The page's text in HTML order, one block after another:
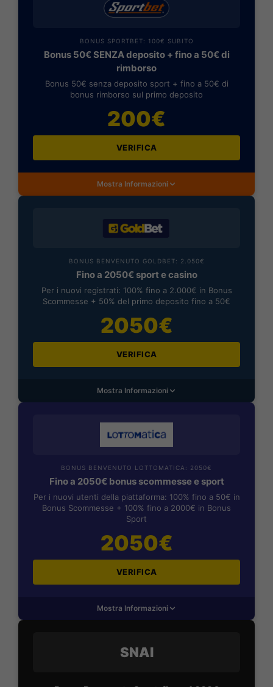
BONUS SPORTBET: 100€ SUBITO
Bonus 50€ SENZA deposito + fino a 50€ di
rimborso
Bonus 50€ senza deposito sport + fino a 50€ di
bonus rimborso sul primo deposito
200€
VERIFICA
Mostra Informazioni
BONUS BENVENUTO GOLDBET: 2.050€
Fino a 2050€ sport e casino
Per i nuovi registrati: 100% fino a 2.000€ in Bonus
Scommesse + 50% del primo deposito fino a 50€
2050€
VERIFICA
Mostra Informazioni
BONUS BENVENUTO LOTTOMATICA: 2050€
Fino a 2050€ bonus scommesse e sport
Per i nuovi utenti della piattaforma: 100% fino a 50€ in
Bonus Scommesse + 100% fino a 2000€ in Bonus
Sport
2050€
VERIFICA
Mostra Informazioni
SNAI